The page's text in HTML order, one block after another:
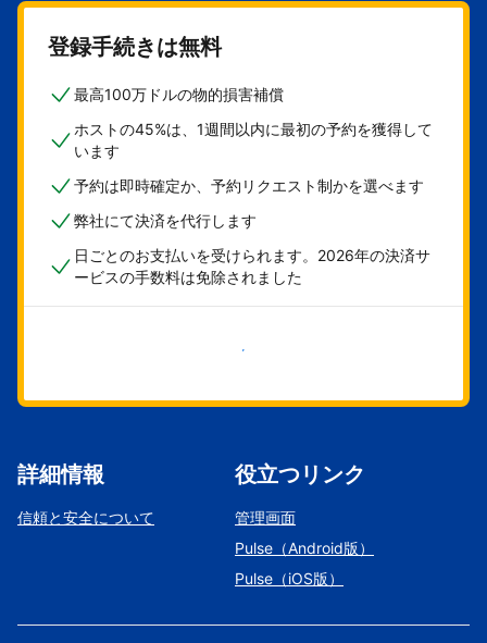
登録手続きは無料
最高100万ドルの物的損害補償
ホストの45%は、1週間以内に最初の予約を獲得して
います
予約は即時確定か、予約リクエスト制かを選べます
弊社にて決済を代行します
日ごとのお支払いを受けられます。2026年の決済サ
ービスの手数料は免除されました
今すぐ始める
詳細情報
信頼と安全について
役立つリンク
管理画面
Pulse（Android版）
Pulse（iOS版）